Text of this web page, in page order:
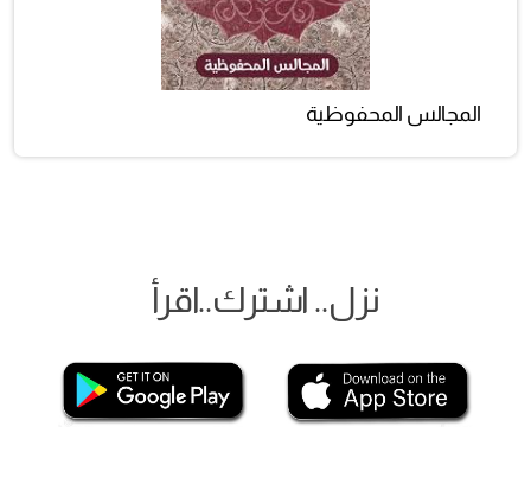
المجالس المحفوظية
نزل.. اشترك..اقرأ